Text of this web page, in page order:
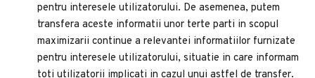
pentru interesele utilizatorului. De asemenea, putem
transfera aceste informatii unor terte parti in scopul
maximizarii continue a relevantei informatiilor furnizate
pentru interesele utilizatorului, situatie in care informam
toti utilizatorii implicati in cazul unui astfel de transfer.